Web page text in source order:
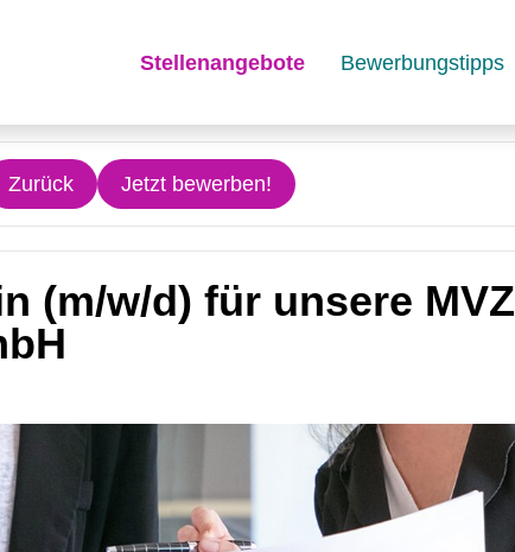
Stellenangebote Bewerbungstipps
Zurück Jetzt bewerben!
(m/w/d) für unsere MVZ